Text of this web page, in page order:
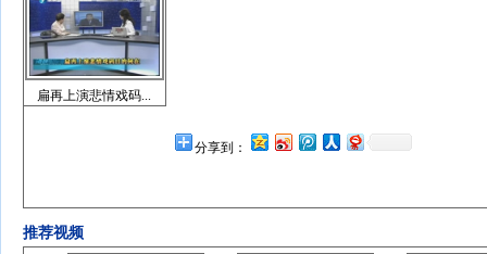
分享到：
扁再上演悲情戏码...
推荐视频